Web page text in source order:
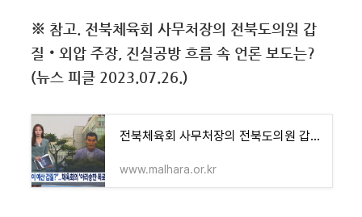
※ 참고. 전북체육회 사무처장의 전북도의원 갑
질‧외압 주장, 진실공방 흐름 속 언론 보도는?
(뉴스 피클 2023.07.26.)
전북체육회 사무처장의 전북도의원 갑질‧외압 주장, 진실공방 흐름 속 언론 보도는?(뉴스 피클
www.malhara.or.kr